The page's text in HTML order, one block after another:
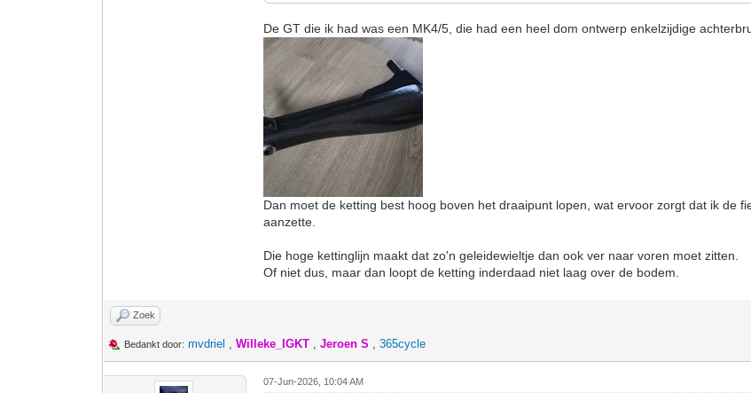
De GT die ik had was een MK4/5, die had een heel dom ontwerp enkelzijdige
Dan moet de ketting best hoog boven het draaipunt lopen, wat ervoor zorgt dat ik de
aanzette.
Die hoge kettinglijn maakt dat zo'n geleidewieltje dan ook ver naar voren moet zitten.
Of niet dus, maar dan loopt de ketting inderdaad niet laag over de bodem.
Zoek
Bedankt door: mvdriel ,Willeke_IGKT ,Jeroen S ,365cycle
07-Jun-2026, 10:04 AM